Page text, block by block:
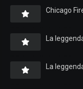
Chicago
La
La